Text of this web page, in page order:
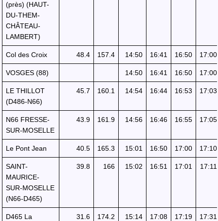
(près) (HAUT-
DU-THEM-
CHÂTEAU-
LAMBERT)
Col des Croix 48.4 157.4 14:50 16:41 16:50 17:00
VOSGES (88) 14:50 16:41 16:50 17:00
LE THILLOT
(D486-N66)
45.7 160.1 14:54 16:44 16:53 17:03
N66 FRESSE-
SUR-MOSELLE
43.9 161.9 14:56 16:46 16:55 17:05
Le Pont Jean 40.5 165.3 15:01 16:50 17:00 17:10
SAINT-
MAURICE-
SUR-MOSELLE
(N66-D465)
39.8 166 15:02 16:51 17:01 17:11
D465 La
31.6 174.2 15:14 17:08 17:19 17:31